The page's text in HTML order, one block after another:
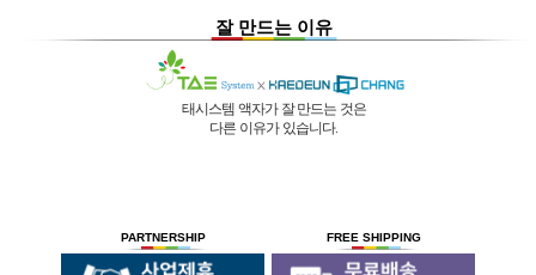
잘 만드는 이유
태시스템 액자가 잘 만드는 것은
다른 이유가 있습니다.
30년의 역사를 갖고 있는 회사입니다.
절대적인 제품을 만들기 위해
전 직원이 노력하고 있습니다.
세계 각국에 기계수출은 물론 기술지원을
하고 있습니다.
세계 최초로 개발하고
안전과 효과 효율을 인정받아
획득 하였습니다.
PARTNERSHIP FREE SHIPPING